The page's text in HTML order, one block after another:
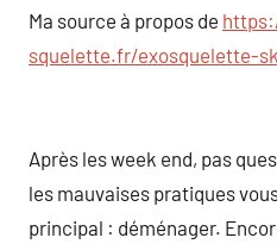
Ma source à propos de
squelette.fr/exosquelette-
Après les week end, pas
les mauvaises pratiques
principal : déménager.